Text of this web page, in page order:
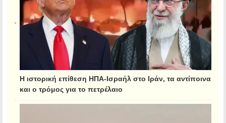
Η ιστορική επίθεση ΗΠΑ-Ισραήλ στο Ιράν, τα αντίποινα
και ο τρόμος για το πετρέλαιο